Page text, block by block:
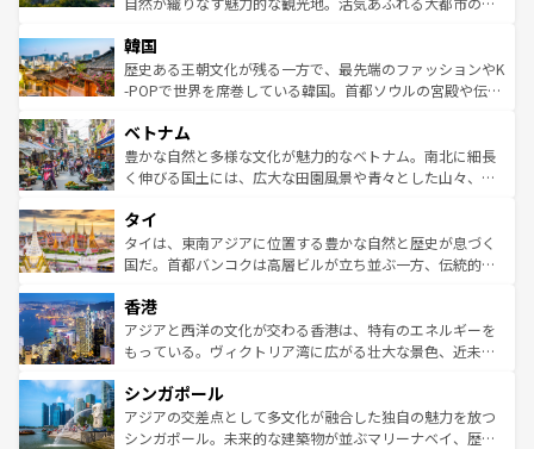
ワイを、存分に味わってほしい。 なお、新着のハワイ情報
はコンテンツ一覧を参照してほしい。
いる。アクティビティも充実しており、サーフィンやダイ
ビング、ハイキングなど、アウトドア好きにはたまらな
い。オーストラリアの多彩な魅力を存分に味わいつくそ
参照してほしい。
ン）、静ひつな山岳地帯である台湾東部など、都市の喧騒
と山間の静けさが共存しており、訪れる人に新しい発見と
驚きをもたらしてくれる。また、奥深い台湾の食文化も魅
容にもいいと評判のスイーツなど、バラエティ豊かな料理
が味わえる。 なお、新着の台湾情報は コンテンツ一覧を参
照してほしい。
韓国
歴史ある王朝文化が残る一方で、最先端のファッションやK
-POPで世界を席巻している韓国。首都ソウルの宮殿や伝統
き、地方に足を延ばせば四季折々の自然美を楽しむことが
できる。そして、キムチや焼肉、絶品のストリートフード
まで、さまざまな韓国料理が待っている。夜には、韓国な
リティに包まれながら、韓国の多彩な魅力を心ゆくまで味
わってみてほしい。 なお、新着の韓国情報はコンテンツ一
覧を参照してほしい。
ベトナム
豊かな自然と多様な文化が魅力的なベトナム。南北に細長
く伸びる国土には、広大な田園風景や青々とした山々、世
急速な発展と共に伝統が息づく。ハノイの古い町並みやホ
ーチミン市のフランス統治時代の建物も、独特の雰囲気を
醸し出している。また、バラエティの豊かさとおいしさで
とつ。フォーやバインミー、ベトナムコーヒーなどは、ぜ
ひ現地で味わいたい。どの地域を訪れてもあたたかい人々
が旅行者を迎えてくれるので、きっと忘れられない旅にな
参照してほしい。
タイ
タイは、東南アジアに位置する豊かな自然と歴史が息づく
国だ。首都バンコクは高層ビルが立ち並ぶ一方、伝統的な
の活気が交差している。北部ではチェンマイなどの山岳地
帯で自然と触れ合い、南部ではプーケットやクラビの美し
いビーチでリゾート気分を楽しむことができる。タイ料理
激する。気候は一年中温暖で、どの季節にも異なる楽しみ
が待っている。親しみやすいタイの人々、仏教を中心とし
た文化、そして多様な観光資源が、訪れる旅人を魅了し続
香港
アジアと西洋の文化が交わる香港は、特有のエネルギーを
もっている。ヴィクトリア湾に広がる壮大な景色、近未来
み、どこを訪れても感動するはず。観光スポットが密集し
ており、効率よく見どころを回れるのも魅力。息をのむよ
うな絶景から文化的な体験まで、香港を存分に楽しみ尽く
シンガポール
アジアの交差点として多文化が融合した独自の魅力を放つ
シンガポール。未来的な建築物が並ぶマリーナベイ、歴史